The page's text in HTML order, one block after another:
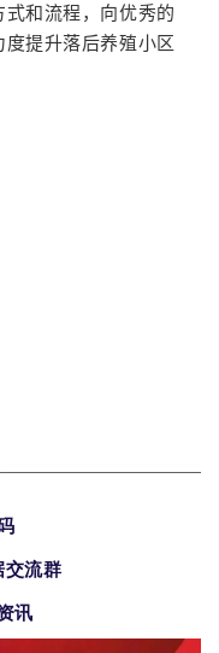
和流程，向优秀的
提升落后养殖小区
交流群
讯